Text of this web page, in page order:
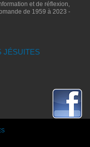
et de réflexion,
de 1959 à 2023 -
JÉSUITES